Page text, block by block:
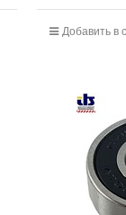
Добавить в